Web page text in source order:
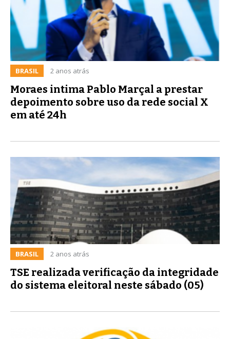
BRASIL 2 anos atrás
Moraes intima Pablo Marçal a prestar
depoimento sobre uso da rede social X
em até 24h
BRASIL 2 anos atrás
TSE realizada verificação da integridade
do sistema eleitoral neste sábado (05)